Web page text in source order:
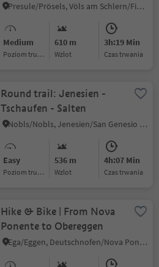
Presule/Prösels, Völs am Schlern/Fiè allo Sciliar, Dolomites Region Seiser Alm
Medium
Poziom trudności
610 m
Wzlot
3h:19 Min
czas trwania
Round trail: Jenesien -
Tschaufen - Salten
Nobls/Nobls, Jenesien/San Genesio Atesino, Bolzano/Bozen and environs
Easy
Poziom trudności
536 m
Wzlot
4h:07 Min
czas trwania
Hike & Bike | From Nova
Ponente to Obereggen
Ega/Eggen, Deutschnofen/Nova Ponente, Dolomites Region Eggental